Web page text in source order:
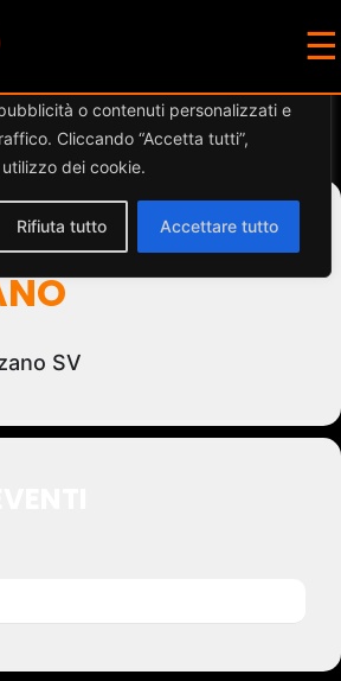
tua privacy
o contenuti personalizzati e
Cliccando “Accetta tutti”,
dei cookie.
Rifiuta tutto Accettare tutto
☰
this location
DI
SV